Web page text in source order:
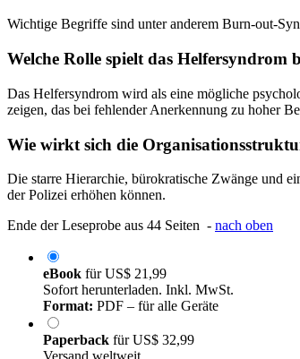
Wichtige Begriffe sind unter anderem Burn-out-
Welche Rolle spielt das Helfersyndrom
Das Helfersyndrom wird als eine mögliche
zeigen, das bei fehlender Anerkennung zu hoher
Wie wirkt sich die
Die starre Hierarchie, bürokratische Zwänge und
der Polizei erhöhen können.
Ende der Leseprobe aus 44 Seiten - nach oben
eBook fürUS$ 21,99
Sofort herunterladen. Inkl. MwSt.
Format: PDF – für alle Geräte
Paperback fürUS$ 32,99